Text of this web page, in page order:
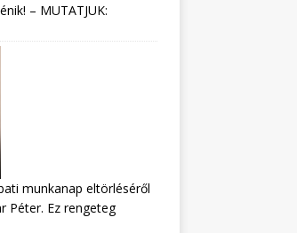
– MUTATJUK:
munkanap eltörléséről
Péter. Ez rengeteg